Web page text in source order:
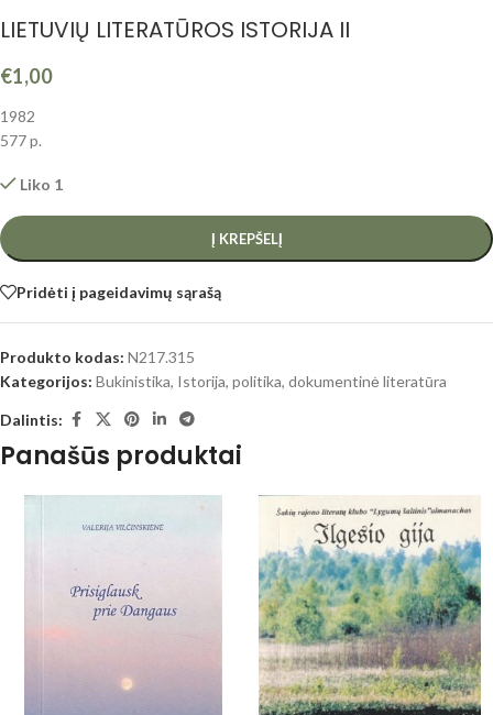
LIETUVIŲ LITERATŪROS ISTORIJA II
€1,00
1982
577 p.
Liko 1
Į KREPŠELĮ
Pridėti į pageidavimų sąrašą
Produkto kodas: N217.315
Kategorijos: Bukinistika, Istorija, politika, dokumentinė literatūra
Dalintis:
Panašūs produktai